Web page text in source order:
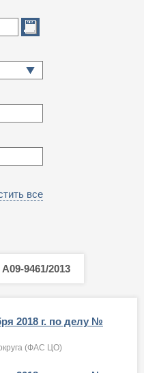
все
9461/2013
2018 г. по делу №
(ФАС ЦО)